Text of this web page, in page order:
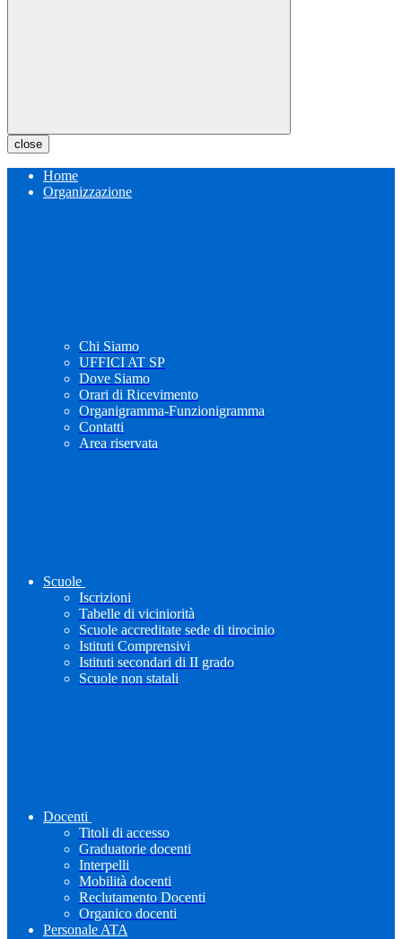
close
Home
Organizzazione
Chi Siamo
UFFICI AT SP
Dove Siamo
Orari di Ricevimento
Organigramma-Funzionigramma
Contatti
Area riservata
Scuole
Iscrizioni
Tabelle di viciniorità
Scuole accreditate sede di tirocinio
Istituti Comprensivi
Istituti secondari di II grado
Scuole non statali
Docenti
Titoli di accesso
Graduatorie docenti
Interpelli
Mobilità docenti
Reclutamento Docenti
Organico docenti
Personale ATA